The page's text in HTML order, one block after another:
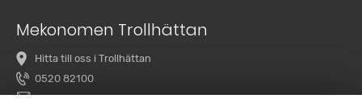
Mekonomen Trollhättan
Hitta till oss i Trollhättan
0520 82100
overby@mekonomenbilverkstad.se